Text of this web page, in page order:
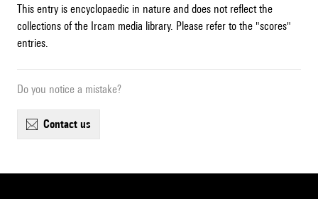
This entry is encyclopaedic in nature and does not reflect the
collections of the Ircam media library. Please refer to the "scores"
entries.
Do you notice a mistake?
contact us